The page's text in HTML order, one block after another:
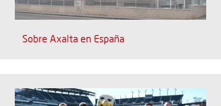
Sobre Axalta en España